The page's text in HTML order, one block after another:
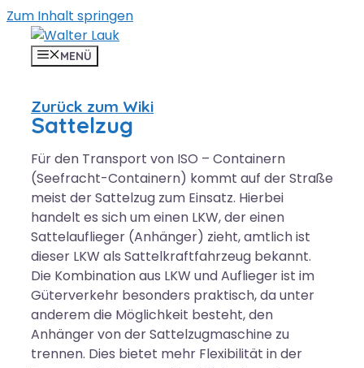
Zum Inhalt springen
MENÜ
Zurück zum Wiki
Sattelzug
Für den Transport von ISO – Containern
(Seefracht-Containern) kommt auf der Straße
meist der Sattelzug zum Einsatz. Hierbei
handelt es sich um einen LKW, der einen
Sattelauflieger (Anhänger) zieht, amtlich ist
dieser LKW als Sattelkraftfahrzeug bekannt.
Die Kombination aus LKW und Auflieger ist im
Güterverkehr besonders praktisch, da unter
anderem die Möglichkeit besteht, den
Anhänger von der Sattelzugmaschine zu
trennen. Dies bietet mehr Flexibilität in der